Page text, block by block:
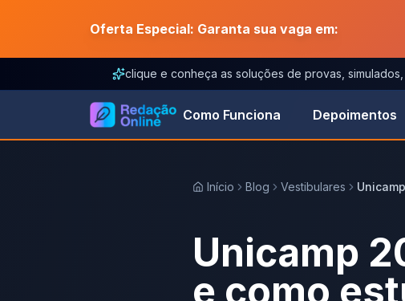
Oferta Especial: Garanta sua vaga em:
clique e conheça as soluções de provas,
Como Funciona Depoimentos
Início Blog Vestibulares
Unicamp
e como